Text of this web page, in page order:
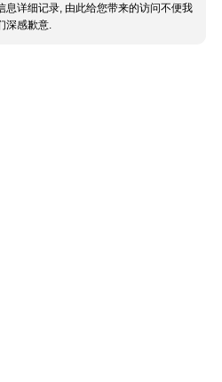
息详细记录, 由此给您带来的访问不便我
深感歉意.